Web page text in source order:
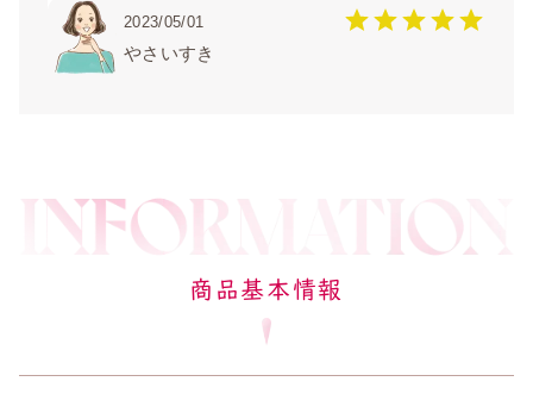
2023/05/01
やさいすき
商品基本情報